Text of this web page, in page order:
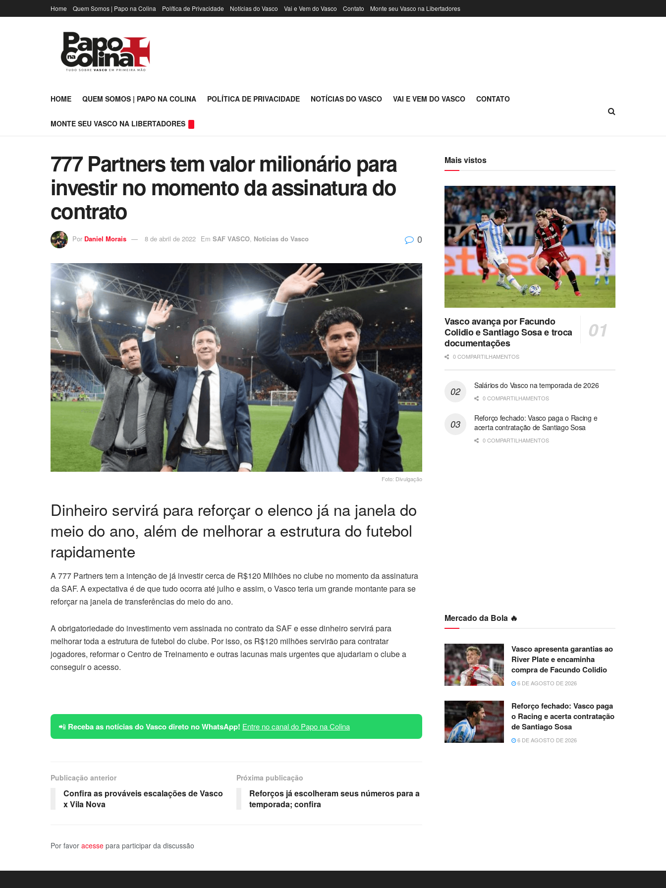
Home Quem Somos | Papo na Colina Política de Privacidade Notícias do Vasco Vai e Vem do Vasco Contato Monte seu Vasco na Libertadores
HOME QUEM SOMOS | PAPO NA COLINA POLÍTICA DE PRIVACIDADE NOTÍCIAS DO VASCO VAI E VEM DO VASCO CONTATO
MONTE SEU VASCO NA LIBERTADORES
777 Partners tem valor milionário para
investir no momento da assinatura do
contrato
Por Daniel Morais 8 de abril de 2022 Em SAF VASCO, Notícias do Vasco 0
Foto: Divulgação
Dinheiro servirá para reforçar o elenco já na janela do
meio do ano, além de melhorar a estrutura do futebol
rapidamente
A 777 Partners tem a intenção de já investir cerca de R$120 Milhões no clube no momento da assinatura
da SAF. A expectativa é de que tudo ocorra até julho e assim, o Vasco teria um grande montante para se
reforçar na janela de transferências do meio do ano.
A obrigatoriedade do investimento vem assinada no contrato da SAF e esse dinheiro servirá para
melhorar toda a estrutura de futebol do clube. Por isso, os R$120 milhões servirão para contratar
jogadores, reformar o Centro de Treinamento e outras lacunas mais urgentes que ajudariam o clube a
conseguir o acesso.
📲 Receba as notícias do Vasco direto no WhatsApp! Entre no canal do Papo na Colina
Publicação anterior
Confira as prováveis escalações de Vasco
x Vila Nova
Próxima publicação
Reforços já escolheram seus números para a
temporada; confira
Por favor acesse para participar da discussão
Mais vistos
Vasco avança por Facundo
Colidio e Santiago Sosa e troca
documentações
0 COMPARTILHAMENTOS
Salários do Vasco na temporada de 2026
0 COMPARTILHAMENTOS
Reforço fechado: Vasco paga o Racing e
acerta contratação de Santiago Sosa
0 COMPARTILHAMENTOS
Mercado da Bola 🔥
Vasco apresenta garantias ao
River Plate e encaminha
compra de Facundo Colidio
6 DE AGOSTO DE 2026
Reforço fechado: Vasco paga
o Racing e acerta contratação
de Santiago Sosa
6 DE AGOSTO DE 2026